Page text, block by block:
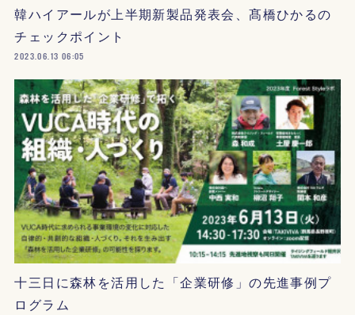
韓ハイアールが上半期新製品発表会、髙橋ひかるの
チェックポイント
2023.06.13 06:05
十三日に森林を活用した「企業研修」の先進事例プ
ログラム